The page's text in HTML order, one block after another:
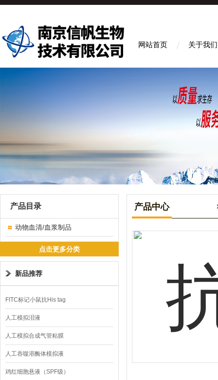
网站首页 关于我们
产品目录
动物血清/血浆制品
点击更多分类
新品推荐
FITC标记小鼠抗His tag
人工模拟泪液
人工模拟合成气管粘膜
人工吞噬溶酶体模拟液
鸡红细胞悬液（SPF级）
产品中心